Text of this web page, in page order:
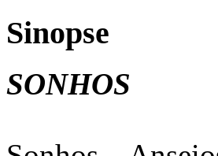
Sinopse
SONHOS